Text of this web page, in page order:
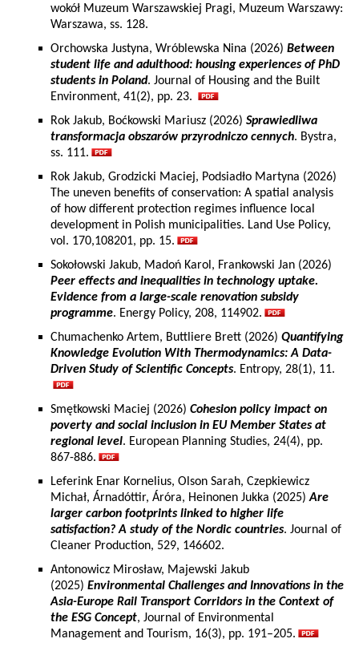
wokół Muzeum Warszawskiej Pragi, Muzeum Warszawy:
Warszawa, ss. 128.
Orchowska Justyna, Wróblewska Nina (2026) Between
student life and adulthood: housing experiences of PhD
students in Poland. Journal of Housing and the Built
Environment, 41(2), pp. 23.
Rok Jakub, Boćkowski Mariusz (2026) Sprawiedliwa
transformacja obszarów przyrodniczo cennych. Bystra,
ss. 111.
Rok Jakub, Grodzicki Maciej, Podsiadło Martyna (2026)
The uneven benefits of conservation: A spatial analysis
of how different protection regimes influence local
development in Polish municipalities. Land Use Policy,
vol. 170,108201, pp. 15.
Sokołowski Jakub, Madoń Karol, Frankowski Jan (2026)
Peer effects and inequalities in technology uptake.
Evidence from a large-scale renovation subsidy
programme. Energy Policy, 208, 114902.
Chumachenko Artem, Buttliere Brett (2026) Quantifying
Knowledge Evolution With Thermodynamics: A Data-
Driven Study of Scientific Concepts. Entropy, 28(1), 11.
Smętkowski Maciej (2026) Cohesion policy impact on
poverty and social inclusion in EU Member States at
regional level. European Planning Studies, 24(4), pp.
867-886.
Leferink Enar Kornelius, Olson Sarah, Czepkiewicz
Michał, Árnadóttir, Áróra, Heinonen Jukka (2025)Are
larger carbon footprints linked to higher life
satisfaction? A study of the Nordic countries. Journal of
Cleaner Production, 529, 146602.
Antonowicz Mirosław, Majewski Jakub
(2025) Environmental Challenges and Innovations in the
Asia-Europe Rail Transport Corridors in the Context of
the ESG Concept, Journal of Environmental
Management and Tourism, 16(3), pp. 191–205.